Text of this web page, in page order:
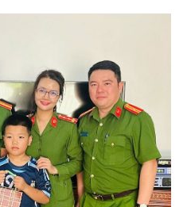
CÁCH MỆNH LÀ:
LIÊM, CHÍNH
GIÚP ĐỠ